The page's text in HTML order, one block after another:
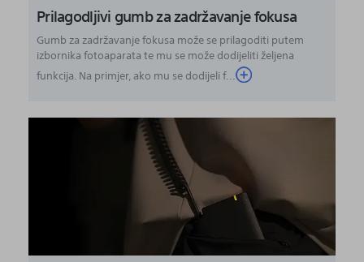
Prilagodljivi gumb za zadržavanje fokusa
Gumb za zadržavanje fokusa može se prilagoditi putem
izbornika fotoaparata te mu se može dodijeliti željena
funkcija. Na primjer, ako mu se dodijeli f...